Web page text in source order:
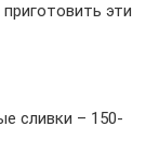
эти
сливки – 150-